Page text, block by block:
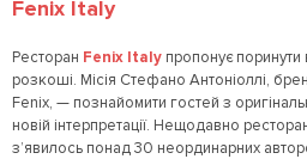
Fenix Italy
Ресторан Fenix Italy пропонує поринути
розкоші. Місія Стефано Антоніоллі,
Fenix, — познайомити гостей з
новій інтерпретації. Нещодавно
з’явилось понад 30 неординарних